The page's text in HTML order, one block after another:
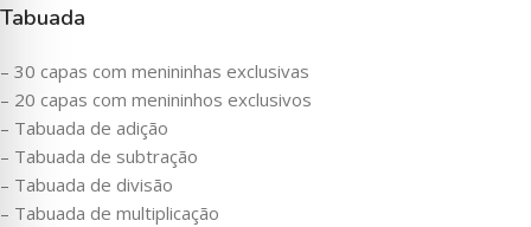
Tabuada
– 30 capas com menininhas exclusivas
– 20 capas com menininhos exclusivos
– Tabuada de adição
– Tabuada de subtração
– Tabuada de divisão
– Tabuada de multiplicação